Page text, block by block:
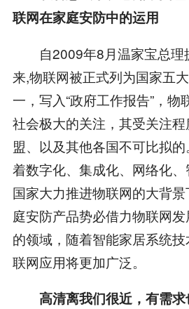
联网在家庭安防中的运用
自2009年8月温家宝总理
来,物联网被正式列为国家五
一，写入“政府工作报告”，物
社会极大的关注，其受关注
盟、以及其他各国不可比拟
着数字化、集成化、网络化、
国家大力推进物联网的大背
庭安防产品势必借力物联网
的领域，随着智能家居系统
联网应用将更加广泛。
高清离我们很近，有需求